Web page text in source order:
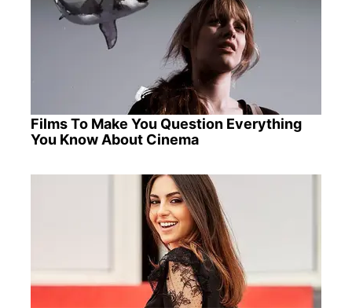
Films To Make You Question Everything
You Know About Cinema